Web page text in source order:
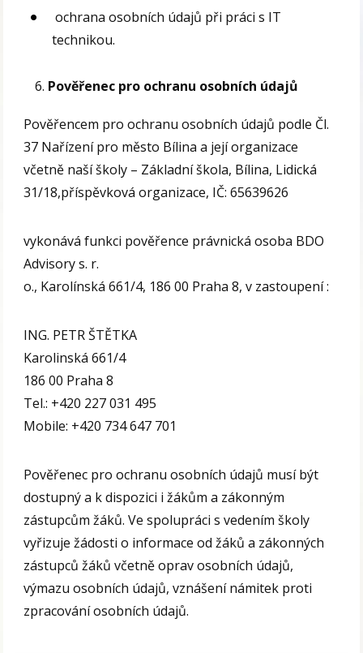
ochrana osobních údajů při práci s IT
technikou.
Pověřenec pro ochranu osobních údajů
Pověřencem pro ochranu osobních údajů podle Čl.
37 Nařízení pro město Bílina a její organizace
včetně naší školy – Základní škola, Bílina, Lidická
31/18,příspěvková organizace, IČ: 65639626
vykonává funkci pověřence právnická osoba BDO
Advisory s. r.
o., Karolínská 661/4, 186 00 Praha 8, v zastoupení :
ING. PETR ŠTĚTKA
Karolinská 661/4
186 00 Praha 8
Tel.: +420 227 031 495
Mobile: +420 734 647 701
Pověřenec pro ochranu osobních údajů musí být
dostupný a k dispozici i žákům a zákonným
zástupcům žáků. Ve spolupráci s vedením školy
vyřizuje žádosti o informace od žáků a zákonných
zástupců žáků včetně oprav osobních údajů,
výmazu osobních údajů, vznášení námitek proti
zpracování osobních údajů.